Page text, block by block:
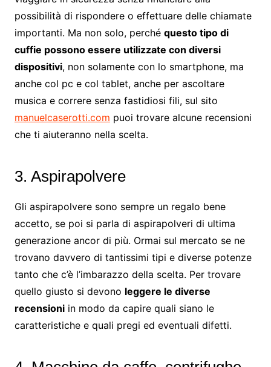
possibilità di rispondere o effettuare delle chiamate
importanti. Ma non solo, perché questo tipo di
cuffie possono essere utilizzate con diversi
dispositivi, non solamente con lo smartphone, ma
anche col pc e col tablet, anche per ascoltare
musica e correre senza fastidiosi fili, sul sito
manuelcaserotti.com puoi trovare alcune recensioni
che ti aiuteranno nella scelta.
3. Aspirapolvere
Gli aspirapolvere sono sempre un regalo bene
accetto, se poi si parla di aspirapolveri di ultima
generazione ancor di più. Ormai sul mercato se ne
trovano davvero di tantissimi tipi e diverse potenze
tanto che c’è l’imbarazzo della scelta. Per trovare
quello giusto si devono leggere le diverse
recensioniin modo da capire quali siano le
caratteristiche e quali pregi ed eventuali difetti.